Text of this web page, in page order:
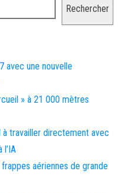
Rechercher
avec une nouvelle
» à 21 000 mètres
à travailler directement avec
l’IA
frappes aériennes de grande